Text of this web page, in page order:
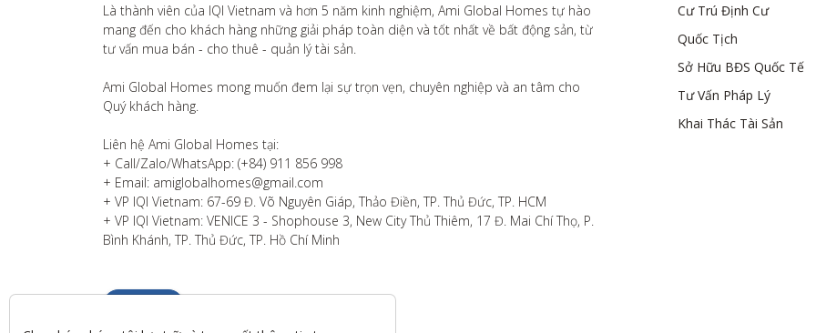
Là thành viên của IQI Vietnam và hơn 5 năm kinh nghiệm, Ami Global Homes tự hào
mang đến cho khách hàng những giải pháp toàn diện và tốt nhất về bất động sản, từ
tư vấn mua bán - cho thuê - quản lý tài sản.
Ami Global Homes mong muốn đem lại sự trọn vẹn, chuyên nghiệp và an tâm cho
Quý khách hàng.
Liên hệ Ami Global Homes tại:
+ Call/Zalo/WhatsApp: (+84) 911 856 998
+ Email: amiglobalhomes@gmail.com
+ VP IQI Vietnam: 67-69 Đ. Võ Nguyên Giáp, Thảo Điền, TP. Thủ Đức, TP. HCM
+ VP IQI Vietnam: VENICE 3 - Shophouse 3, New City Thủ Thiêm, 17 Đ. Mai Chí Thọ, P.
Bình Khánh, TP. Thủ Đức, TP. Hồ Chí Minh
Cư Trú Định Cư
Quốc Tịch
Sở Hữu BĐS Quốc Tế
Tư Vấn Pháp Lý
Khai Thác Tài Sản